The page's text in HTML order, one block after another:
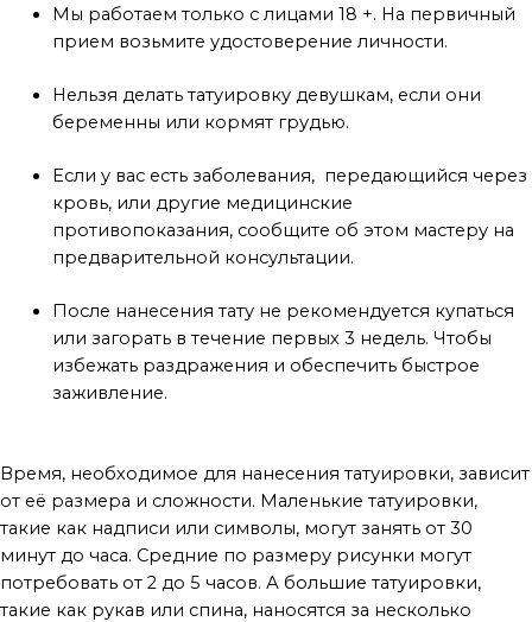
Мы работаем только с лицами 18 +. На первичный
прием возьмите удостоверение личности.
Нельзя делать татуировку девушкам, если они
беременны или кормят грудью.
Если у вас есть заболевания, передающийся через
кровь, или другие медицинские
противопоказания, сообщите об этом мастеру на
предварительной консультации.
После нанесения тату не рекомендуется купаться
или загорать в течение первых 3 недель. Чтобы
избежать раздражения и обеспечить быстрое
заживление.
Время, необходимое для нанесения татуировки, зависит
от её размера и сложности. Маленькие татуировки,
такие как надписи или символы, могут занять от 30
минут до часа. Средние по размеру рисунки могут
потребовать от 2 до 5 часов. А большие татуировки,
такие как рукав или спина, наносятся за несколько